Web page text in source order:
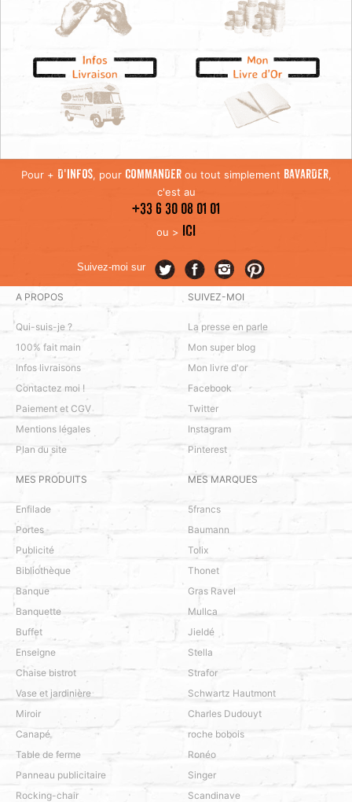
Pour + D'INFOS, pour COMMANDERou tout simplement BAVARDER,
c'est au
+33 6 30 08 01 01
ou > ICI
Suivez-moi sur
A PROPOS
Qui-suis-je ?
100% fait main
Infos livraisons
Contactez moi !
Paiement et CGV
Mentions légales
Plan du site
SUIVEZ-MOI
La presse en parle
Mon super blog
Mon livre d'or
Facebook
Twitter
Instagram
Pinterest
MES PRODUITS
Enfilade
Portes
Publicité
Bibliothèque
Banque
Banquette
Buffet
Enseigne
Chaise bistrot
Vase et jardinière
Miroir
Canapé
Table de ferme
Panneau publicitaire
Rocking-chair
MES MARQUES
5francs
Baumann
Tolix
Thonet
Gras Ravel
Mullca
Jieldé
Stella
Strafor
Schwartz Hautmont
Charles Dudouyt
roche bobois
Ronéo
Singer
Scandinave